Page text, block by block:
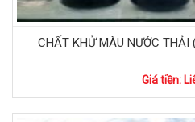
CHẤT KHỬ MÀU NƯỚC THẢI
Giá tiền: